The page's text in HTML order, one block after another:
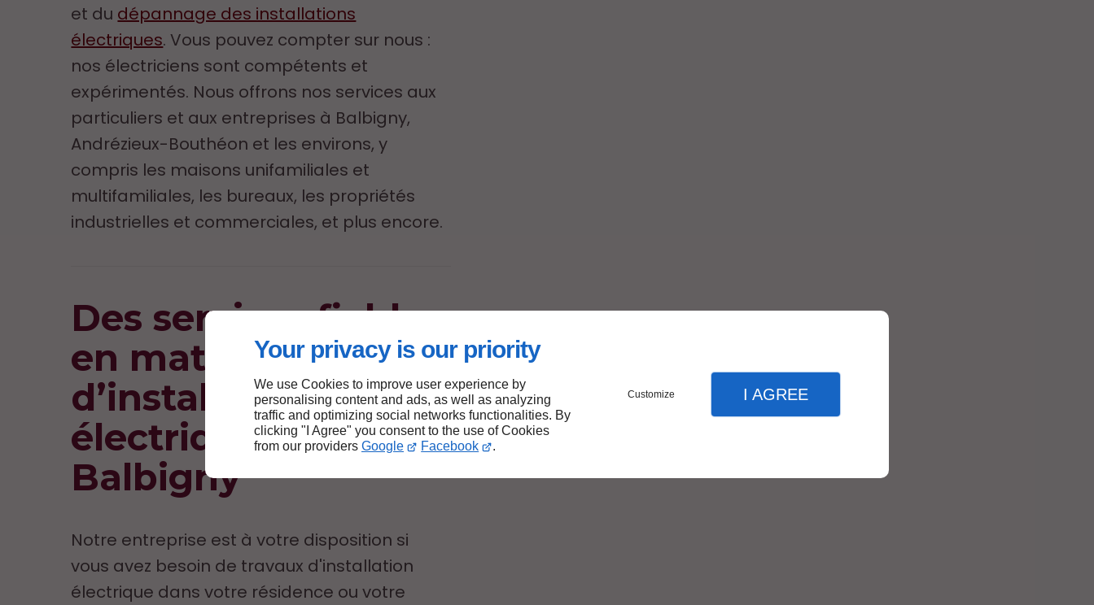
Your privacy is our priority
We use Cookies to improve user experience by
personalising content and ads, as well as analyzing
traffic and optimizing social networks functionalities. By
clicking "I Agree" you consent to the use of Cookies
from our providers Google Facebook .
Customize I AGREE
et du dépannage des installations
électriques. Vous pouvez compter sur nous :
nos électriciens sont compétents et
expérimentés. Nous offrons nos services aux
particuliers et aux entreprises à Balbigny,
Andrézieux-Bouthéon et les environs, y
compris les maisons unifamiliales et
multifamiliales, les bureaux, les propriétés
industrielles et commerciales, et plus encore.
Des services fiables
en matière
d’installation
électrique à
Balbigny
Notre entreprise est à votre disposition si
vous avez besoin de travaux d'installation
électrique dans votre résidence ou votre